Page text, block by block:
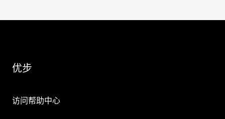
优步
访问帮助中心